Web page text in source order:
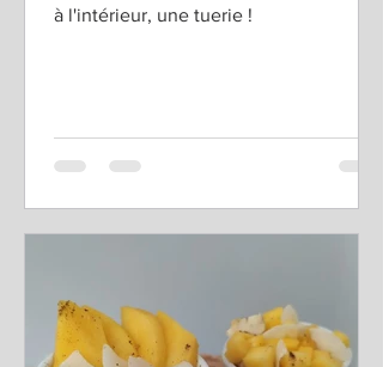
à l'intérieur, une tuerie !